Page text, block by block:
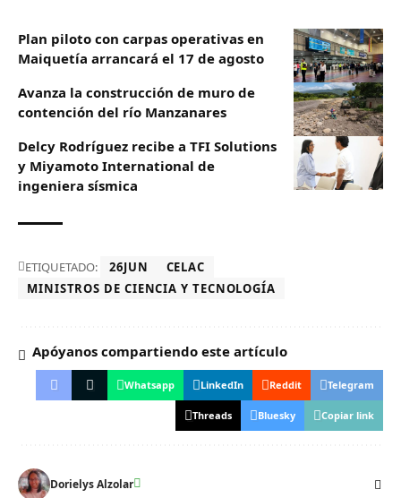
Plan piloto con carpas operativas en
Maiquetía arrancará el 17 de agosto
Avanza la construcción de muro de
contención del río Manzanares
Delcy Rodríguez recibe a TFI Solutions
y Miyamoto International de
ingeniera sísmica
ETIQUETADO: 26JUN
CELAC
MINISTROS DE CIENCIA Y TECNOLOGÍA
Apóyanos compartiendo este artículo
Whatsapp LinkedIn Reddit Telegram
Threads Bluesky Copiar link
Dorielys Alzolar